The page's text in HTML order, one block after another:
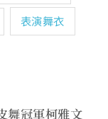
表演舞衣
舞冠軍柯雅文